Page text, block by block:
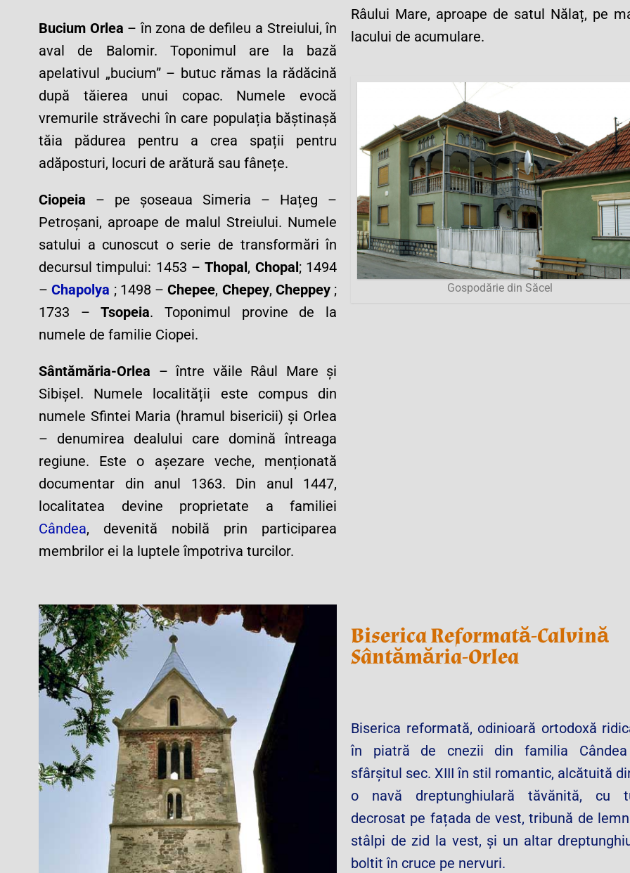
Bucium Orlea – în zona de defileu a Streiului, în
aval de Balomir. Toponimul are la bază
apelativul „bucium” – butuc rămas la rădăcină
după tăierea unui copac. Numele evocă
vremurile străvechi în care populația băștinașă
tăia pădurea pentru a crea spații pentru
adăposturi, locuri de arătură sau fânețe.
Ciopeia – pe șoseaua Simeria – Hațeg –
Petroșani, aproape de malul Streiului. Numele
satului a cunoscut o serie de transformări în
decursul timpului: 1453 –Thopal, Chopal; 1494
–Chapolya ; 1498 –Chepee, Chepey, Cheppey;
1733 –Tsopeia. Toponimul provine de la
numele de familie Ciopei.
Sântămăria-Orlea – între văile Râul Mare și
Sibișel. Numele localității este compus din
numele Sfintei Maria (hramul bisericii) și Orlea
– denumirea dealului care domină întreaga
regiune. Este o așezare veche, menționată
documentar din anul 1363. Din anul 1447,
localitatea devine proprietate a familiei
Cândea, devenită nobilă prin participarea
membrilor ei la luptele împotriva turcilor.
Râului Mare, aproape de satul Nălaț, pe
lacului de acumulare.
Gospodărie din Săcel
Biserica Reformată-Calvină
Sântămăria-Orlea
Biserica reformată, odinioară ortodoxă
în piatră de cnezii din familia
sfârșitul sec. XIII în stil romantic, alcătuită
o navă dreptunghiulară tăvănită, cu
decrosat pe fațada de vest, tribună de
stâlpi de zid la vest, și un altar
boltit în cruce pe nervuri.